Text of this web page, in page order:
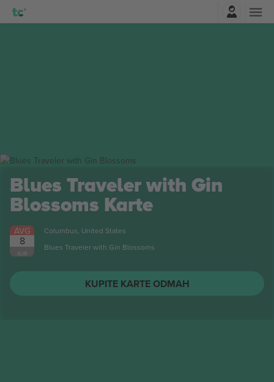
Blues Traveler with Gin
Blossoms Karte
AVG
8
SUB
Columbus, United States
Blues Traveler with Gin Blossoms
KUPITE KARTE ODMAH